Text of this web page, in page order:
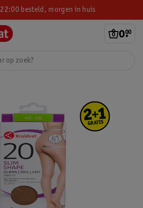
besteld, morgen in huis
0.
00